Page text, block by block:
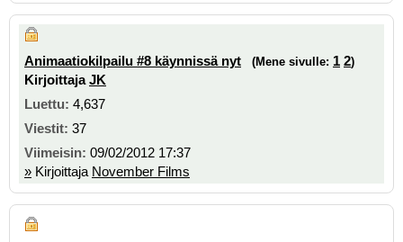
Animaatiokilpailu #8 käynnissä nyt (Mene sivulle: 1 2)
KirjoittajaJK
4,637
37
09/02/2012 17:37
» Kirjoittaja November Films